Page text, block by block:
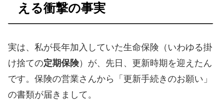
える衝撃の事実
実は、私が長年加入していた生命保険（いわゆる掛
け捨ての定期保険）が、先日、更新時期を迎えたん
です。保険の営業さんから「更新手続きのお願い」
の書類が届きまして。